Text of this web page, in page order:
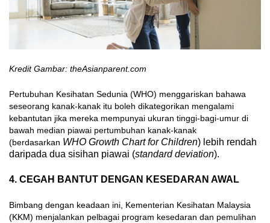
Kredit Gambar: theAsianparent.com
Pertubuhan Kesihatan Sedunia (WHO) menggariskan bahawa
seseorang kanak-kanak itu boleh dikategorikan mengalami
kebantutan jika mereka mempunyai ukuran tinggi-bagi-umur di
bawah median piawai pertumbuhan kanak-kanak
(berdasarkan WHO Growth Chart for Children) lebih rendah
daripada dua sisihan piawai (standard deviation).
4. CEGAH BANTUT DENGAN KESEDARAN AWAL
Bimbang dengan keadaan ini, Kementerian Kesihatan Malaysia
(KKM) menjalankan pelbagai program kesedaran dan pemulihan